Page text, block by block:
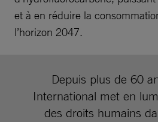
et à en réduire la
l’horizon 2047.
Depuis plus de 60
International met en
des droits humains